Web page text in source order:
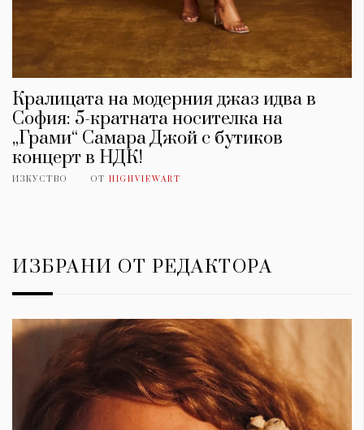
Кралицата на модерния джаз идва в
София: 5-кратната носителка на
„Грами“ Самара Джой с бутиков
концерт в НДК!
ИЗКУСТВО ОТ HIGHVIEWART
ИЗБРАНИ ОТ РЕДАКТОРА